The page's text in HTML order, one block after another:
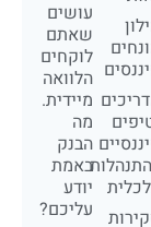
עושים
שאתם
לוקחים
הלוואה
מיידית.
מה
הבנק
באמת
יודע
עליכם?